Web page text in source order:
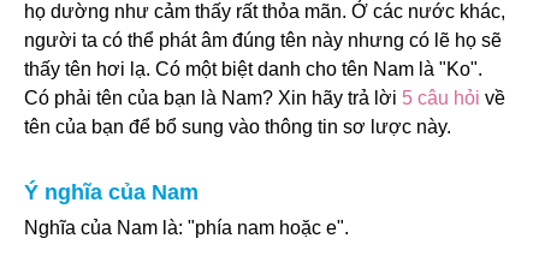
họ dường như cảm thấy rất thỏa mãn. Ở các nước khác,
người ta có thể phát âm đúng tên này nhưng có lẽ họ sẽ
thấy tên hơi lạ. Có một biệt danh cho tên Nam là "Ko".
Có phải tên của bạn là Nam? Xin hãy trả lời 5 câu hỏi về
tên của bạn để bổ sung vào thông tin sơ lược này.
Ý nghĩa của Nam
Nghĩa của Nam là: "phía nam hoặc e".